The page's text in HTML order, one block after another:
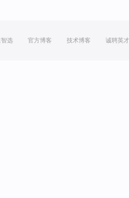
选 官方博客 技术博客 诚聘英才